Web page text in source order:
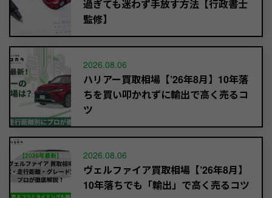
過ぎても迷わず手放す方法【行政書士
監修】
2026.08.06
ハリアー買取相場【’26年8月】10年落
ちを買い叩かれずに輸出で高く売るコ
ツ
2026.08.06
ヴェルファイア買取相場【’26年8月】
10年落ちでも「輸出」で高く売るコツ